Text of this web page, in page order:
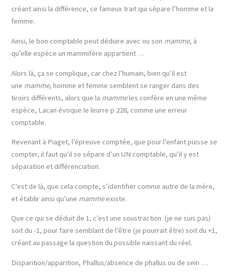
créant ainsi la différence, ce fameux trait qui sépare l’homme et la
femme.
Ainsi, le bon comptable peut déduire avec ou son mamme, à
qu’elle espèce un mammifère appartient …
Alors là, ça se complique, car chez l’humain, bien qu’il est
une mamme, homme et femme semblent se ranger dans des
tiroirs différents, alors que la mammeles confère en une même
espèce, Lacan évoque le leurre p 228, comme une erreur
comptable.
Revenant à Piaget, l’épreuve comptée, que pour l’enfant puisse se
compter, il faut qu’il se sépare d’un UN comptable, qu’il y est
séparation et différenciation.
C’est de là, que cela compte, s’identifier comme autre de la mère,
et établir ainsi qu’une mammeexiste.
Que ce qui se déduit de 1, c’est une soustraction (je ne suis pas)
soit du -1, pour faire semblant de l’être (je pourrait être) soit du +1,
créant au passage la question du possible naissant du réel.
Disparition/apparition, Phallus/absence de phallus ou de sein …